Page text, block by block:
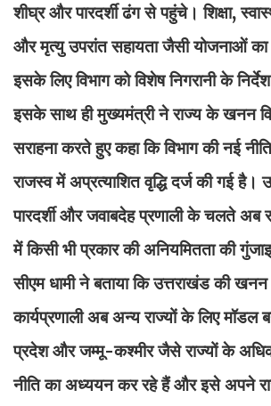
शीघ्र और पारदर्शी ढंग से पहुंचे। शिक्षा,
और मृत्यु उपरांत सहायता जैसी योजनाओं
इसके लिए विभाग को विशेष निगरानी के
इसके साथ ही मुख्यमंत्री ने राज्य के खनन
सराहना करते हुए कहा कि विभाग की नई
राजस्व में अप्रत्याशित वृद्धि दर्ज की गई है।
पारदर्शी और जवाबदेह प्रणाली के चलते अब
में किसी भी प्रकार की अनियमितता की
सीएम धामी ने बताया कि उत्तराखंड की
कार्यप्रणाली अब अन्य राज्यों के लिए मॉडल
प्रदेश और जम्मू-कश्मीर जैसे राज्यों के
नीति का अध्ययन कर रहे हैं और इसे अपने